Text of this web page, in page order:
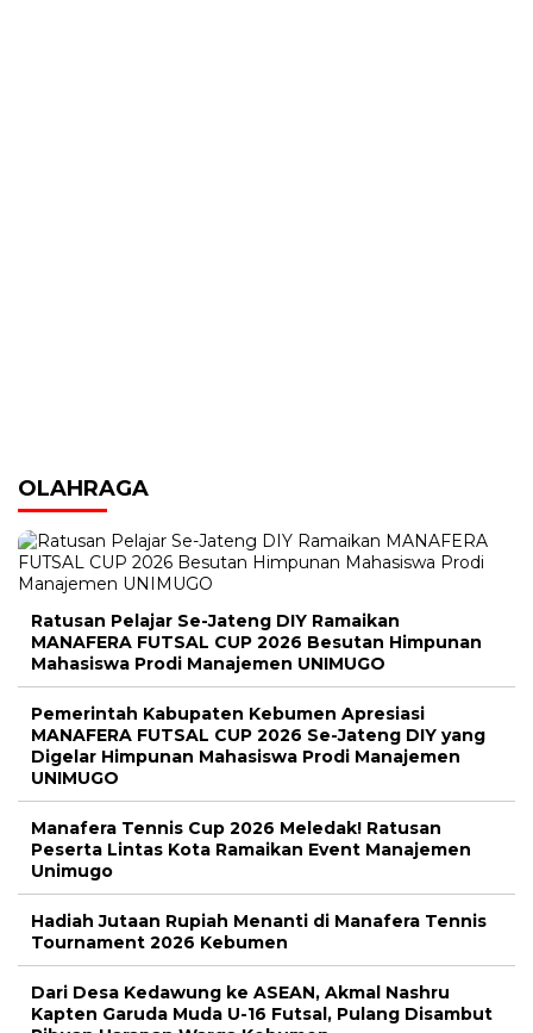
OLAHRAGA
Ratusan Pelajar Se-Jateng DIY Ramaikan
MANAFERA FUTSAL CUP 2026 Besutan Himpunan
Mahasiswa Prodi Manajemen UNIMUGO
Pemerintah Kabupaten Kebumen Apresiasi
MANAFERA FUTSAL CUP 2026 Se-Jateng DIY yang
Digelar Himpunan Mahasiswa Prodi Manajemen
UNIMUGO
Manafera Tennis Cup 2026 Meledak! Ratusan
Peserta Lintas Kota Ramaikan Event Manajemen
Unimugo
Hadiah Jutaan Rupiah Menanti di Manafera Tennis
Tournament 2026 Kebumen
Dari Desa Kedawung ke ASEAN, Akmal Nashru
Kapten Garuda Muda U-16 Futsal, Pulang Disambut